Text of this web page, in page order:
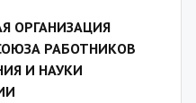
ОРГАНИЗАЦИЯ
РАБОТНИКОВ
И НАУКИ